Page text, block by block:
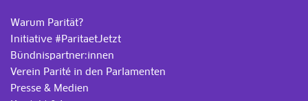
Warum Parität?
Initiative #ParitaetJetzt
Bündnispartner:innen
Verein Parité in den Parlamenten
Presse & Medien